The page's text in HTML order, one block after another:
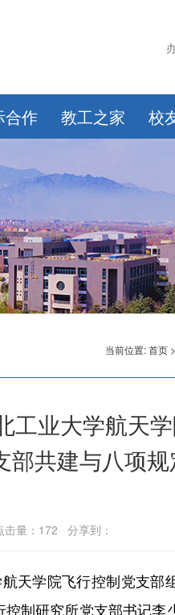
合作 教工之家 校
当前位置:首页
业大学航天
共建与八项
量： 172 分享到：
天学院飞行控制党支部
制研究所党支部书记李